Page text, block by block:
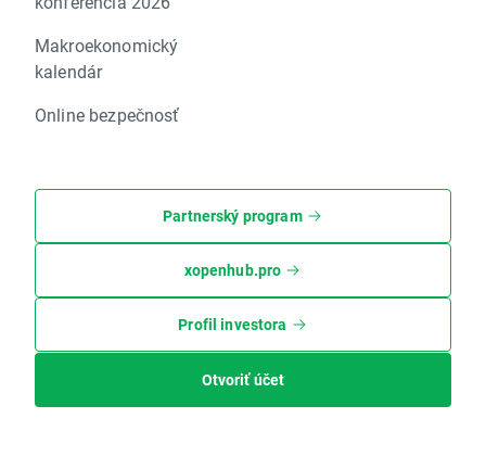
Makroekonomický
kalendár
Online bezpečnosť
Partnerský program
xopenhub.pro
Profil investora
Otvoriť účet